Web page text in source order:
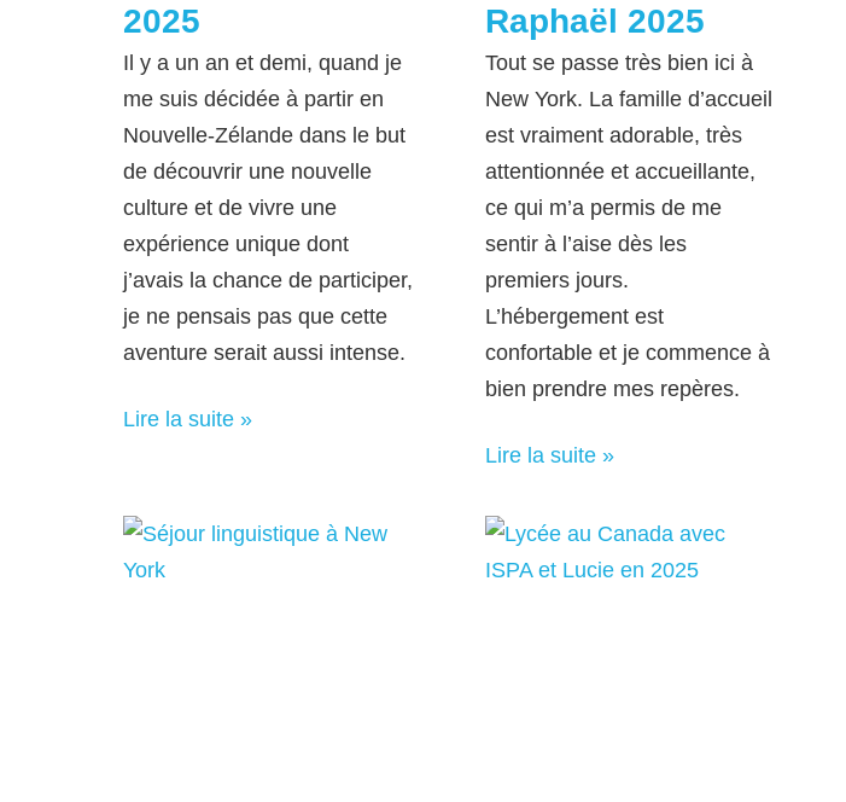
2025
Il y a un an et demi, quand je
me suis décidée à partir en
Nouvelle-Zélande dans le but
de découvrir une nouvelle
culture et de vivre une
expérience unique dont
j’avais la chance de participer,
je ne pensais pas que cette
aventure serait aussi intense.
Lire la suite »
Raphaël 2025
Tout se passe très bien ici à
New York. La famille d’accueil
est vraiment adorable, très
attentionnée et accueillante,
ce qui m’a permis de me
sentir à l’aise dès les
premiers jours.
L’hébergement est
confortable et je commence à
bien prendre mes repères.
Lire la suite »